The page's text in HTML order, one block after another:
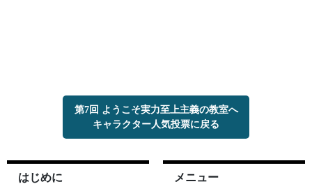
第7回 ようこそ実力至上主義の教室へ
キャラクター人気投票に戻る
はじめに メニュー